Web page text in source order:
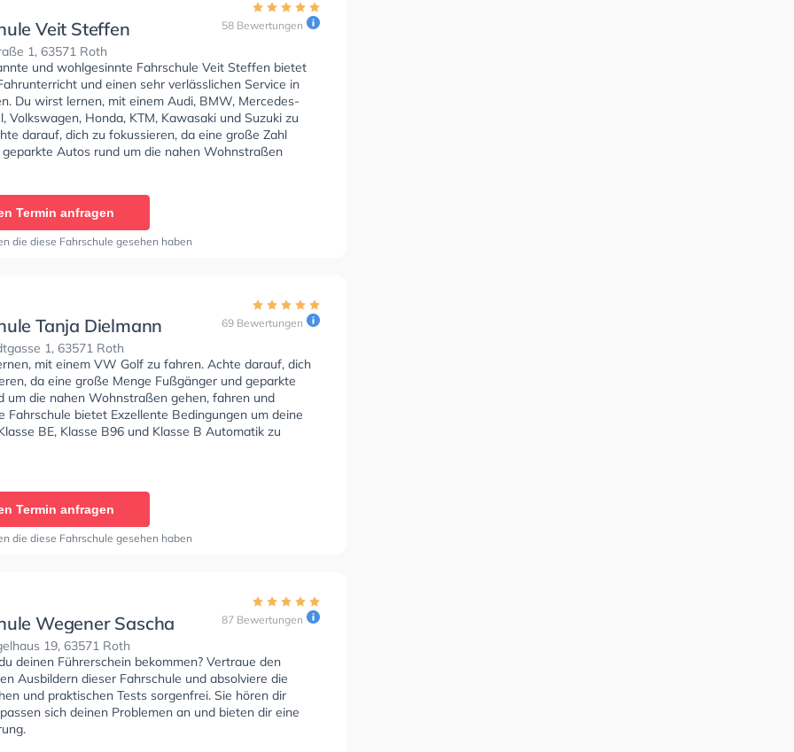
Veit Steffen
1, 63571 Roth
58 Bewertungen
und wohlgesinnte Fahrschule Veit Steffen bietet
und einen sehr verlässlichen Service in
Du wirst lernen, mit einem Audi, BMW, Mercedes-
Volkswagen, Honda, KTM, Kawasaki und Suzuki zu
darauf, dich zu fokussieren, da eine große Zahl
Autos rund um die nahen Wohnstraßen
und stehen. Die Fahrschule bietet Herausragende
Klasse AM, Klasse BF17, Klasse A2, Klasse C1, Klasse
C und Klasse CE zu erhalten. Letzte Bewertung: "Ich
Fahrlehrer. Ich bin sehr Zufrieden mit dem
und den Fahrstunden"
Termin anfragen
die diese Fahrschule gesehen haben
Tanja Dielmann
1, 63571 Roth
69 Bewertungen
mit einem VW Golf zu fahren. Achte darauf, dich
da eine große Menge Fußgänger und geparkte
um die nahen Wohnstraßen gehen, fahren und
Fahrschule bietet Exzellente Bedingungen um deine
BE, Klasse B96 und Klasse B Automatik zu
Termin anfragen
die diese Fahrschule gesehen haben
Wegener Sascha
19, 63571 Roth
87 Bewertungen
deinen Führerschein bekommen? Vertraue den
Ausbildern dieser Fahrschule und absolviere die
und praktischen Tests sorgenfrei. Sie hören dir
sich deinen Problemen an und bieten dir eine